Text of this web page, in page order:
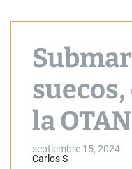
la
Báltico
septiembre 15, 2024
Carlos S